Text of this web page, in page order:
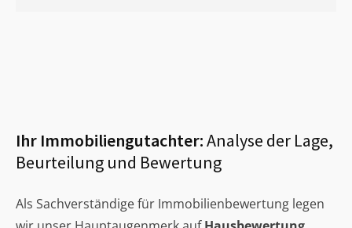
Ihr Immobiliengutachter:Analyse der Lage,
Beurteilung und Bewertung
Als Sachverständige für Immobilienbewertung legen